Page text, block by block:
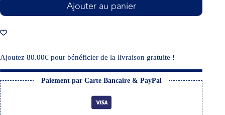
Ajouter au panier
Ajoutez 80.00€ pour bénéficier de la livraison gratuite !
Paiement par Carte Bancaire & PayPal